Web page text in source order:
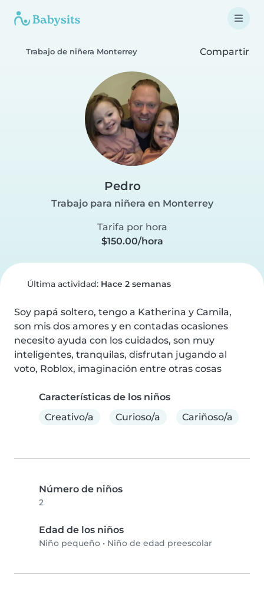
Trabajo de niñera Monterrey Compartir
Pedro
Trabajo para niñera en Monterrey
Tarifa por hora
$150.00/hora
Última actividad: Hace 2 semanas
Soy papá soltero, tengo a Katherina y Camila,
son mis dos amores y en contadas ocasiones
necesito ayuda con los cuidados, son muy
inteligentes, tranquilas, disfrutan jugando al
voto, Roblox, imaginación entre otras cosas
Características de los niños
Creativo/a
Curioso/a Cariñoso/a
Número de niños
2
Edad de los niños
Niño pequeño • Niño de edad preescolar